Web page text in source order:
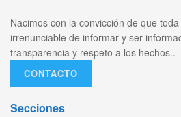
Nacimos con la convicción de que
irrenunciable de informar y ser
transparencia y respeto a los hechos..
CONTACTO
Secciones